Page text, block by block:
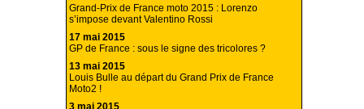
Grand-Prix de France moto 2015 : Lorenzo
s’impose devant Valentino Rossi
17 mai 2015
GP de France : sous le signe des tricolores ?
13 mai 2015
Louis Bulle au départ du Grand Prix de France
Moto2 !
3 mai 2015